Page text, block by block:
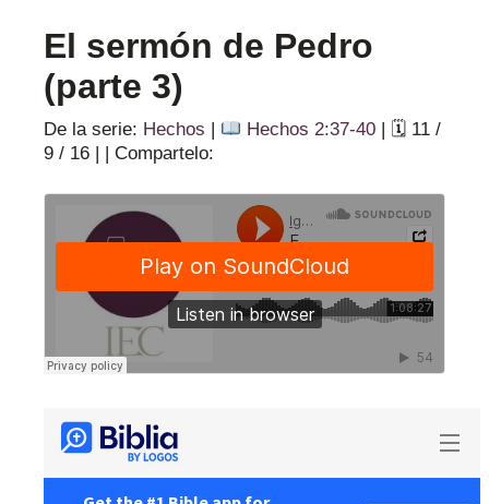
El sermón de Pedro
(parte 3)
De la serie: Hechos | Hechos 2:37-40 | 🗓 11 /
9 / 16 | | Compartelo: